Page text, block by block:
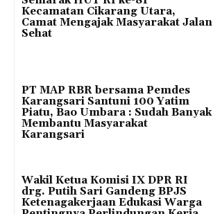
Kecamatan Cikarang Utara,
Camat Mengajak Masyarakat Jalan
Sehat
PT MAP RBR bersama Pemdes
Karangsari Santuni 100 Yatim
Piatu, Bao Umbara : Sudah Banyak
Membantu Masyarakat
Karangsari
Wakil Ketua Komisi IX DPR RI
drg. Putih Sari Gandeng BPJS
Ketenagakerjaan Edukasi Warga